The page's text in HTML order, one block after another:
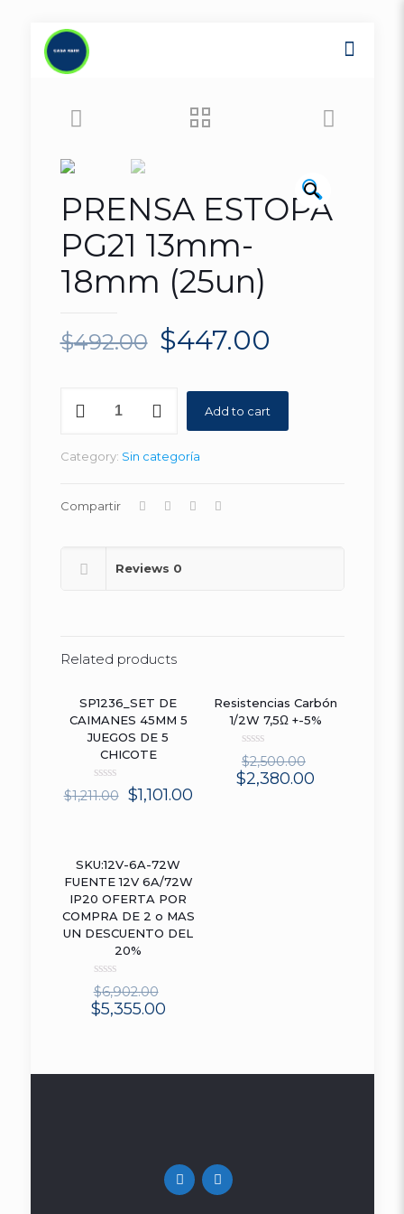
🔍
PRENSA ESTOPA
PG21 13mm-
18mm (25un)
$492.00 $447.00
18mm
Add to cart
Category: Sin categoría
Compartir
Reviews 0
Related products
ON SALE
SP1236_SET DE
CAIMANES 45MM 5
JUEGOS DE 5
CHICOTE
Rated
0
$1,211.00 $1,101.00
ON SALE
Resistencias Carbón
1/2W 7,5Ω +-5%
Rated
0
out
$2,500.00
$2,380.00
ON SALE
SKU:12V-6A-72W
FUENTE 12V 6A/72W
IP20 OFERTA POR
COMPRA DE 2 o MAS
UN DESCUENTO DEL
20%
Rated
0
out
$6,902.00
$5,355.00